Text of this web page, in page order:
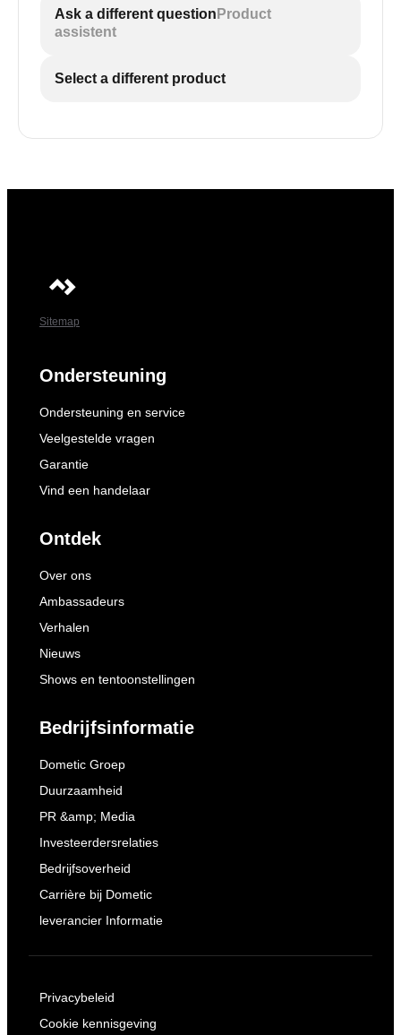
Ask a different question Product
assistent
Select a different product
Sitemap
Ondersteuning
Ondersteuning en service
Veelgestelde vragen
Garantie
Vind een handelaar
Ontdek
Over ons
Ambassadeurs
Verhalen
Nieuws
Shows en tentoonstellingen
Bedrijfsinformatie
Dometic Groep
Duurzaamheid
PR &amp; Media
Investeerdersrelaties
Bedrijfsoverheid
Carrière bij Dometic
leverancier Informatie
Privacybeleid
Cookie kennisgeving